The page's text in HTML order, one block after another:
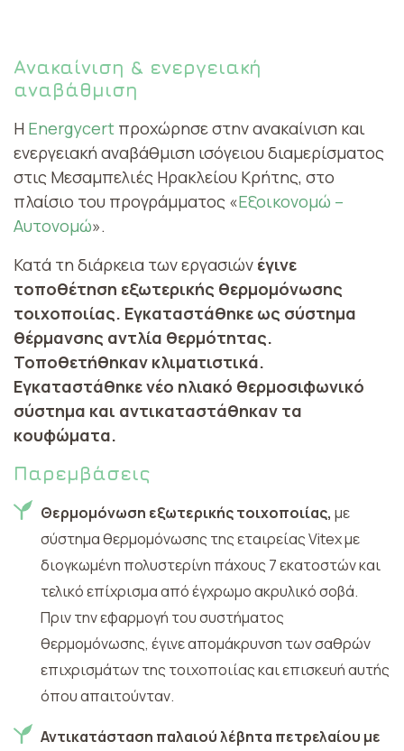
Ανακαίνιση & ενεργειακή
αναβάθμιση
Η Energycert προχώρησε στην ανακαίνιση και
ενεργειακή αναβάθμιση ισόγειου διαμερίσματος
στις Μεσαμπελιές Ηρακλείου Κρήτης, στο
πλαίσιο του προγράμματος «Εξοικονομώ –
Αυτονομώ».
Κατά τη διάρκεια των εργασιών έγινε
τοποθέτηση εξωτερικής θερμομόνωσης
τοιχοποιίας. Εγκαταστάθηκε ως σύστημα
θέρμανσης αντλία θερμότητας.
Τοποθετήθηκαν κλιματιστικά.
Εγκαταστάθηκε νέο ηλιακό θερμοσιφωνικό
σύστημα και αντικαταστάθηκαν τα
κουφώματα.
Παρεμβάσεις
Θερμομόνωση εξωτερικής τοιχοποιίας, με
σύστημα θερμομόνωσης της εταιρείας Vitex με
διογκωμένη πολυστερίνη πάχους 7 εκατοστών και
τελικό επίχρισμα από έγχρωμο ακρυλικό σοβά.
Πριν την εφαρμογή του συστήματος
θερμομόνωσης, έγινε απομάκρυνση των σαθρών
επιχρισμάτων της τοιχοποιίας και επισκευή αυτής
όπου απαιτούνταν.
Αντικατάσταση παλαιού λέβητα πετρελαίου με